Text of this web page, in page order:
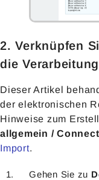
2. Verknüpfen
die
Dieser Artikel
der elektronischen
Hinweise zum
allgemein /
Import.
Gehen Sie zu